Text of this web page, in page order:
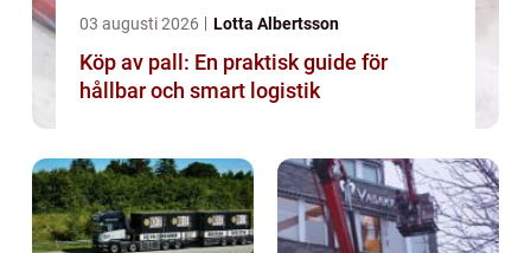
03 augusti 2026 Lotta Albertsson
Köp av pall: En praktisk guide för
hållbar och smart logistik